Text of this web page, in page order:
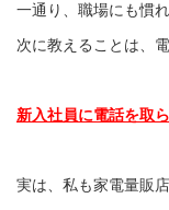
一通り、職場にも慣
次に教えることは、
新入社員に電話を取
実は、私も家電量販